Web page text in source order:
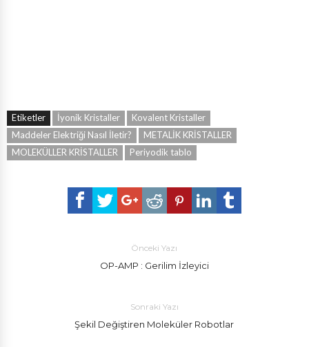
Etiketler İyonik Kristaller
Kovalent Kristaller
Maddeler Elektriği Nasıl İletir?
METALİK KRİSTALLER
MOLEKÜLLER KRİSTALLER
Periyodik tablo
Önceki Yazı
OP-AMP : Gerilim İzleyici
Sonraki Yazı
Şekil Değiştiren Moleküler Robotlar